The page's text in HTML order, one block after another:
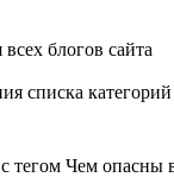
блогов сайта
списка
тегом Чем опасны